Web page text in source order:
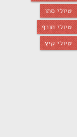
טיולי סתו
טיולי חורף
טיולי קיץ